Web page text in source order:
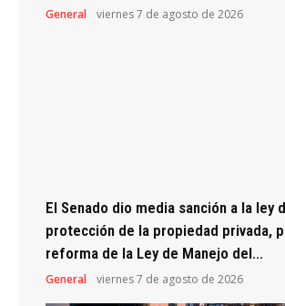
General viernes 7 de agosto de 2026
El Senado dio media sanción a la ley
protección de la propiedad privada,
reforma de la Ley de Manejo del...
General viernes 7 de agosto de 2026